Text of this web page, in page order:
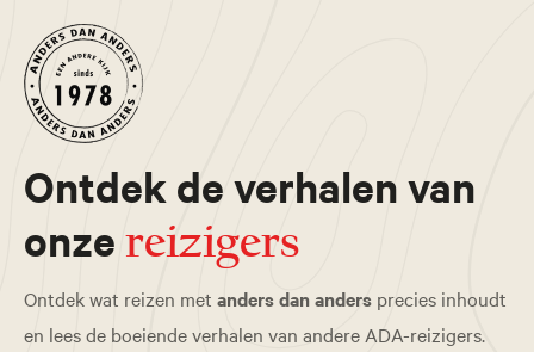
Ontdek de verhalen van
onzereizigers
Ontdek wat reizen met anders dan anders precies inhoudt
en lees de boeiende verhalen van andere ADA-reizigers.